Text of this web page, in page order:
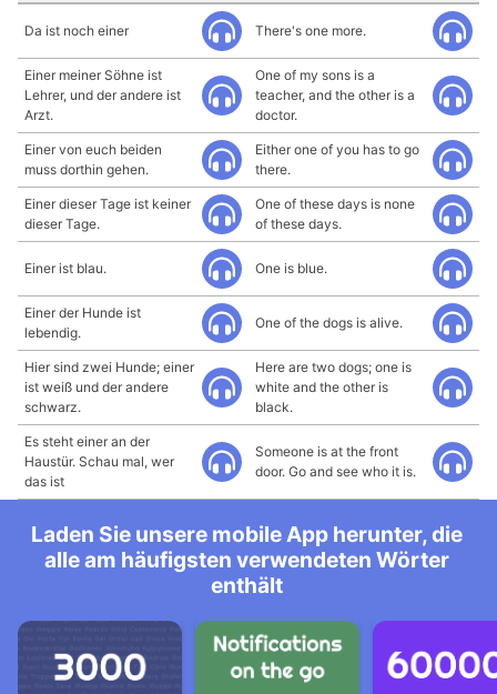
Da ist noch einer There's one more.
Einer meiner Söhne ist
Lehrer, und der andere ist
Arzt.
One of my sons is a
teacher, and the other is a
doctor.
Einer von euch beiden
muss dorthin gehen.
Either one of you has to go
there.
Einer dieser Tage ist keiner
dieser Tage.
One of these days is none
of these days.
Einer ist blau. One is blue.
Einer der Hunde ist
lebendig.
One of the dogs is alive.
Hier sind zwei Hunde; einer
ist weiß und der andere
schwarz.
Here are two dogs; one is
white and the other is
black.
Es steht einer an der
Haustür. Schau mal, wer
das ist
Someone is at the front
door. Go and see who it is.
Laden Sie unsere mobile App herunter, die
alle am häufigsten verwendeten Wörter
enthält